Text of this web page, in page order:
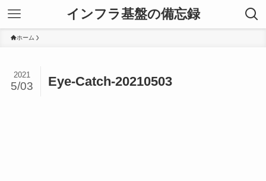
インフラ基盤の備忘録
ホーム
Eye-Catch-20210503
2021
5/03